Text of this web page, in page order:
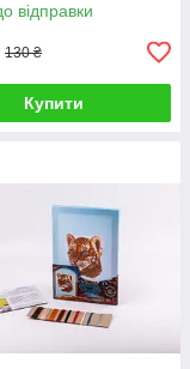
відправки
130 ₴
Купити